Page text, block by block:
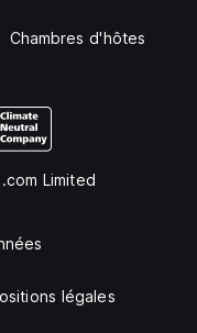
Chambres d'hôtes
Limited
légales